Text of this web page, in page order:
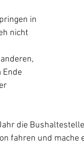
in
nicht
die
fahren und